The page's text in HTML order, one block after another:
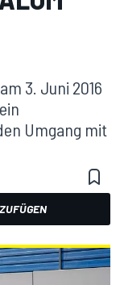
3. Juni 2016
Umgang mit